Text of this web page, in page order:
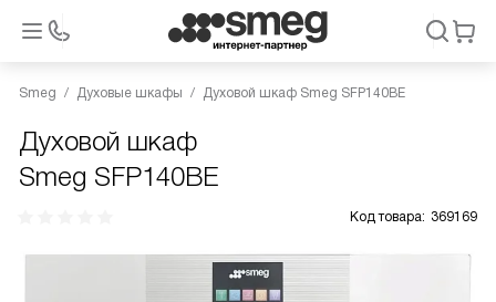
Smeg Духовые шкафы Духовой шкаф Smeg SFP140BE
Духовой шкаф
Smeg SFP140BE
Код товара: 369169